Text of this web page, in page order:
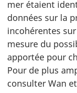
mer étaient
données sur la
incohérentes
mesure du
apportée pour
Pour de plus
consulter Wan